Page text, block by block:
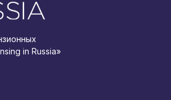
in Russia»